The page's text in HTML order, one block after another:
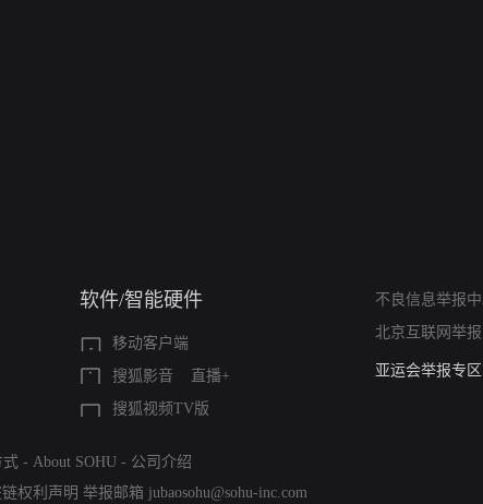
软件/智能硬件
移动客户端
搜狐影音
直播+
搜狐视频TV版
不良信息举报
北京互联网举
算法推荐专项举
亚运会举报专区
式 - About SOHU - 公司介绍
权利声明 举报邮箱 jubaosohu@sohu-inc.com